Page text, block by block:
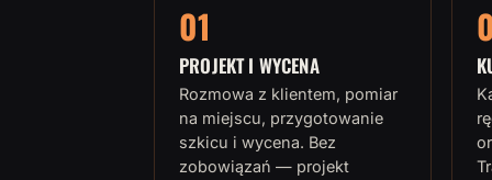
01
PROJEKT I WYCENA
Rozmowa z klientem, pomiar
na miejscu, przygotowanie
szkicu i wycena. Bez
zobowiązań — projekt